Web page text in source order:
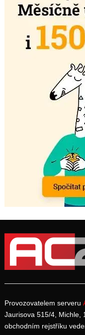
Provozovatelem serveru
Jaurisova 515/4, Michle,
obchodním rejstříku